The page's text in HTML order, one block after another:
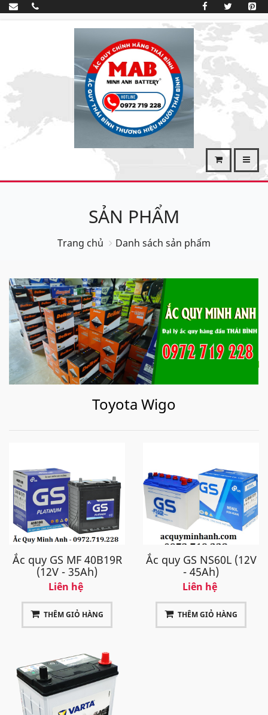
SẢN PHẨM
Trang chủ Danh sách sản phẩm
Toyota Wigo
Ắc quy GS MF 40B19R
(12V - 35Ah)
Liên hệ
THÊM GIỎ HÀNG
Ắc quy GS NS60L (12V
- 45Ah)
Liên hệ
THÊM GIỎ HÀNG